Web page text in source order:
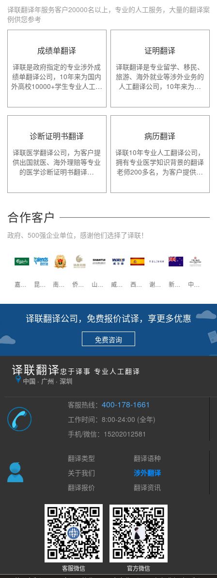
译联翻译年服务客户20000名以上，专业的人工服务，大量的翻译案
例供您参考
成绩单翻译
译联是政府指定的专业涉外成
绩单翻译公司，10年来为国内
外高校10000+学生专业人工…
证明翻译
译联翻译是专业留学、移民、
旅游、海外就业等涉外业务的
人工翻译公司，10年来为…
诊断证明书翻译
译联医学翻译公司，为客户提
供出国就医、海外理赔等专业
的医学诊断证明书翻译…
病历翻译
译联10年专业人工翻译公司，
拥有专业医学知识背景的翻译
老师200多名，为客户提供…
合作客户
政府、500强企业单位，感谢他们选择了译联！
嘉士伯 昆仑万维 威尔森 西班牙驻广州领事馆
译联翻译公司，免费报价试译，享更多优惠
免费咨询
译联翻译 忠于译事 专业人工翻译
中国 · 广州 · 深圳
客服热线：400-178-1661
工作时间：8:00-24:00 (全年)
手机/微信：15202012581
翻译类型
翻译语种
关于我们
涉外翻译
翻译报价
翻译资讯
客服微信 官方微信